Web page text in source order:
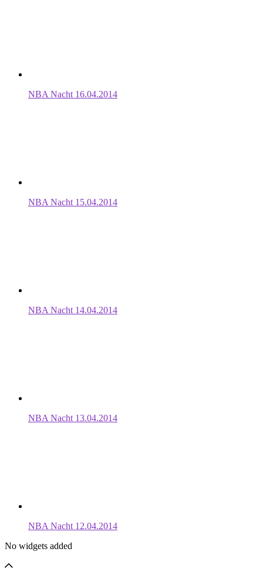
NBA Nacht 16.04.2014
NBA Nacht 15.04.2014
NBA Nacht 14.04.2014
NBA Nacht 13.04.2014
NBA Nacht 12.04.2014
No widgets added